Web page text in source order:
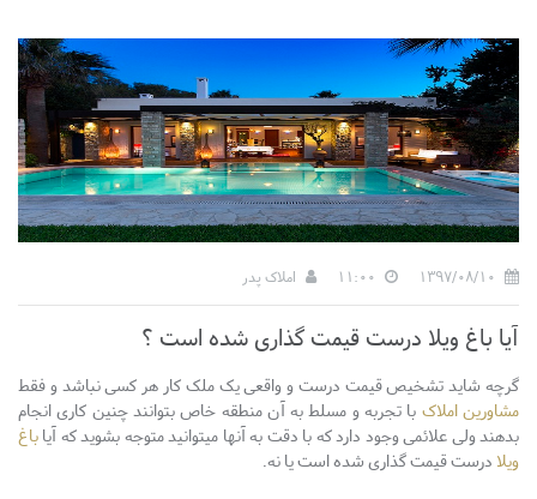
املاک پدر
آیا باغ ویلا درست قیمت گذاری شده است ؟
گرچه شاید تشخیص قیمت درست و واقعی یک ملک کار هر کسی نباشد و فقط
مشاورین املاک با تجربه و مسلط به آن منطقه خاص بتوانند چنین کاری انجام
بدهند ولی علائمی وجود دارد که با دقت به آنها میتوانید متوجه بشوید که آیاباغ
ویلا درست قیمت گذاری شده است یا نه.